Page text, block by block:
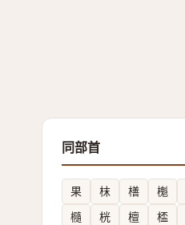
同部首
果 枺 橏 櫆
㰐
桄 檀 㮎